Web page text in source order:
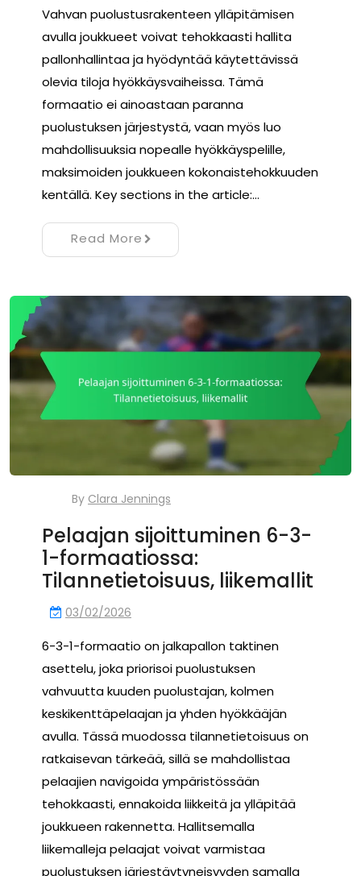
Vahvan puolustusrakenteen ylläpitämisen
avulla joukkueet voivat tehokkaasti hallita
pallonhallintaa ja hyödyntää käytettävissä
olevia tiloja hyökkäysvaiheissa. Tämä
formaatio ei ainoastaan paranna
puolustuksen järjestystä, vaan myös luo
mahdollisuuksia nopealle hyökkäyspelille,
maksimoiden joukkueen kokonaistehokkuuden
kentällä. Key sections in the article:…
Read More
By Clara Jennings
Pelaajan sijoittuminen 6-3-
1-formaatiossa:
Tilannetietoisuus, liikemallit
03/02/2026
6-3-1-formaatio on jalkapallon taktinen
asettelu, joka priorisoi puolustuksen
vahvuutta kuuden puolustajan, kolmen
keskikenttäpelaajan ja yhden hyökkääjän
avulla. Tässä muodossa tilannetietoisuus on
ratkaisevan tärkeää, sillä se mahdollistaa
pelaajien navigoida ympäristössään
tehokkaasti, ennakoida liikkeitä ja ylläpitää
joukkueen rakennetta. Hallitsemalla
liikemalleja pelaajat voivat varmistaa
puolustuksen järjestäytyneisyyden samalla